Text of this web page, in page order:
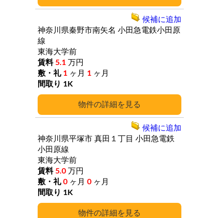
詳細
神奈川県秦野市南矢名 小田急電鉄小田原
線
東海大学前
5.1 万円
1 ヶ月 1 ヶ月
1K
候補に追加
詳細
神奈川県平塚市 真田１丁目 小田急電鉄
小田原線
東海大学前
5.0 万円
0 ヶ月 0 ヶ月
1K
候補に追加